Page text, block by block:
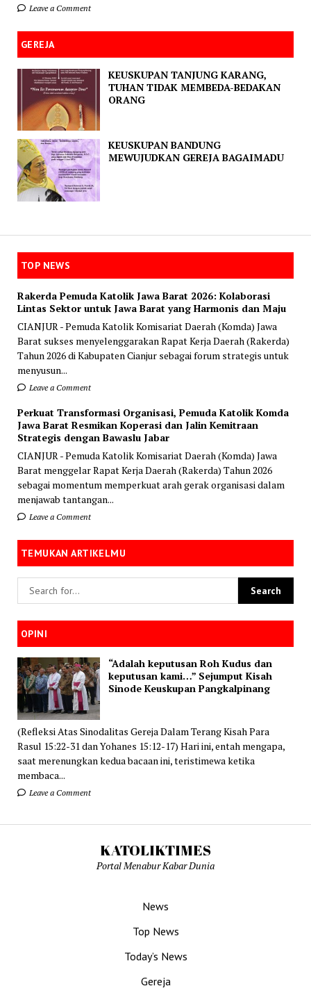
Leave a Comment
GEREJA
KEUSKUPAN TANJUNG KARANG,
TUHAN TIDAK MEMBEDA-BEDAKAN
ORANG
KEUSKUPAN BANDUNG
MEWUJUDKAN GEREJA BAGAIMADU
TOP NEWS
Rakerda Pemuda Katolik Jawa Barat 2026: Kolaborasi
Lintas Sektor untuk Jawa Barat yang Harmonis dan Maju
CIANJUR - Pemuda Katolik Komisariat Daerah (Komda) Jawa
Barat sukses menyelenggarakan Rapat Kerja Daerah (Rakerda)
Tahun 2026 di Kabupaten Cianjur sebagai forum strategis untuk
menyusun...
Leave a Comment
Perkuat Transformasi Organisasi, Pemuda Katolik Komda
Jawa Barat Resmikan Koperasi dan Jalin Kemitraan
Strategis dengan Bawaslu Jabar
CIANJUR - Pemuda Katolik Komisariat Daerah (Komda) Jawa
Barat menggelar Rapat Kerja Daerah (Rakerda) Tahun 2026
sebagai momentum memperkuat arah gerak organisasi dalam
menjawab tantangan...
Leave a Comment
TEMUKAN ARTIKELMU
OPINI
“Adalah keputusan Roh Kudus dan
keputusan kami…” Sejumput Kisah
Sinode Keuskupan Pangkalpinang
(Refleksi Atas Sinodalitas Gereja Dalam Terang Kisah Para
Rasul 15:22-31 dan Yohanes 15:12-17) Hari ini, entah mengapa,
saat merenungkan kedua bacaan ini, teristimewa ketika
membaca...
Leave a Comment
KATOLIKTIMES
Portal Menabur Kabar Dunia
News
Top News
Today’s News
Gereja